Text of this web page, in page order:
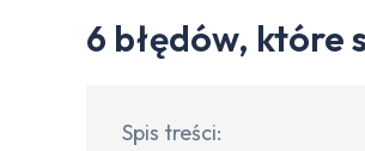
6 błędów, które
Spis treści: